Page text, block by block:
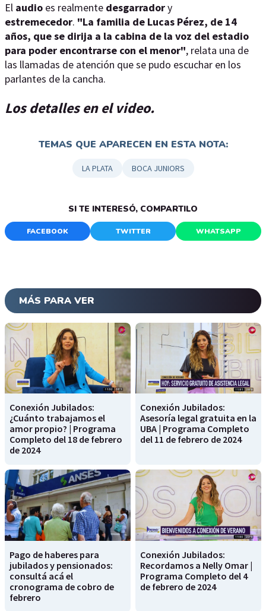
El audio es realmente desgarradory
estremecedor. "La familia de Lucas Pérez, de 14
años, que se dirija a la cabina de la voz del estadio
para poder encontrarse con el menor", relata una de
las llamadas de atención que se pudo escuchar en los
parlantes de la cancha.
Los detalles en el video.
TEMAS QUE APARECEN EN ESTA NOTA:
LA PLATA BOCA JUNIORS
SI TE INTERESÓ, COMPARTILO
FACEBOOK TWITTER WHATSAPP
MÁS PARA VER
Conexión Jubilados:
¿Cuánto trabajamos el
amor propio? | Programa
Completo del 18 de febrero
de 2024
Conexión Jubilados:
Asesoría legal gratuita en la
UBA | Programa Completo
del 11 de febrero de 2024
Pago de haberes para
jubilados y pensionados:
consultá acá el
cronograma de cobro de
febrero
Conexión Jubilados:
Recordamos a Nelly Omar |
Programa Completo del 4
de febrero de 2024